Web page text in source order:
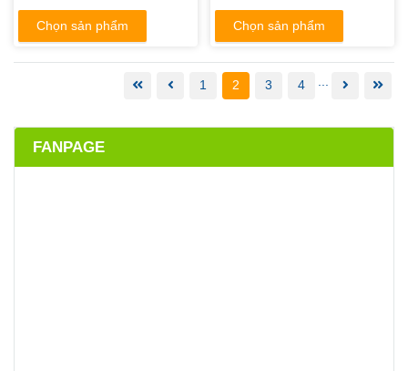
Chọn sản phẩm Chọn sản phẩm
1 2 3 4
FANPAGE